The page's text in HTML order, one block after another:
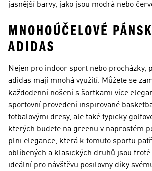
jasnější barvy, jako jsou modrá nebo
MNOHOÚČELOVÉ
ADIDAS
Nejen pro indoor sport nebo procházky,
adidas mají mnohá využití. Můžete se
každodenní nošení s šortkami více
sportovní provedení inspirované
fotbalovými dresy, ale také typicky
kterých budete na greenu v naprostém
plni elegance, která k tomuto sportu
oblíbených a klasických druhů jsou
ideální pro návštěvu posilovny díky